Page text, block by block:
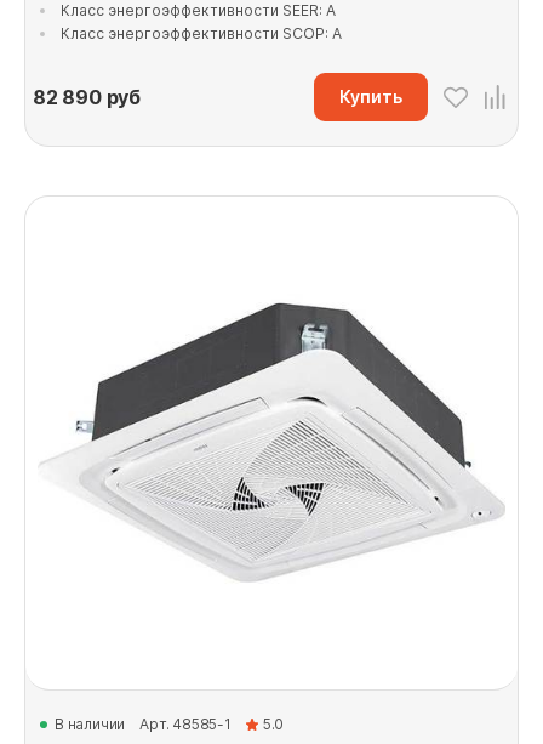
Класс энергоэффективности SEER: A
Класс энергоэффективности SCOP: A
82 890руб Купить
В наличии Арт. 48585-1 5.0